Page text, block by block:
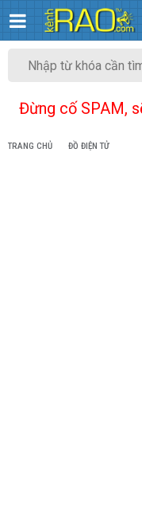
Đừng cố SPAM,
TRANG CHỦ ĐỒ ĐIỆN TỬ